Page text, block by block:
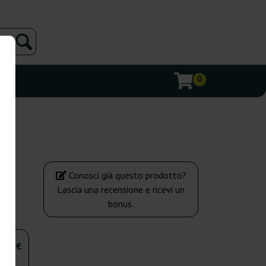
0
€
Conosci già questo prodotto?
Lascia una recensione e ricevi un
bonus.